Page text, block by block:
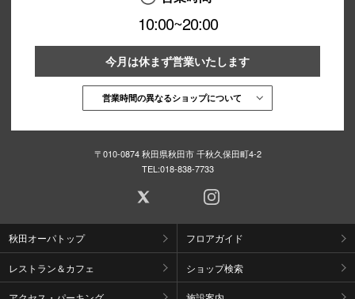
10:00~20:00
今月は休まず営業いたします
営業時間の異なるショップについて
〒010-0874 秋田県秋田市 千秋久保田町4-2
TEL:018-838-7733
秋田オーパトップ フロアガイド
レストラン＆カフェ ショップ検索